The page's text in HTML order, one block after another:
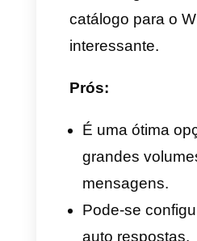
que utiliza o
pelo que seu
orientado a
vendas e
também